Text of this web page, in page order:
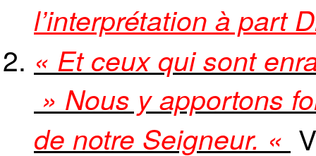
l’interprétation à part
« Et ceux qui sont
» Nous y apportons
de notre Seigneur. «